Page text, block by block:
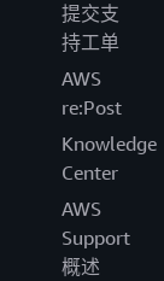
提交支
持工单
AWS
re:Post
Knowledge
Center
AWS
Support
概述